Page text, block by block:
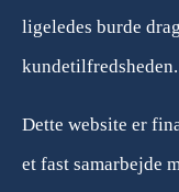
ligeledes burde
kundetilfredsheden.
Dette website er
et fast samarbejde